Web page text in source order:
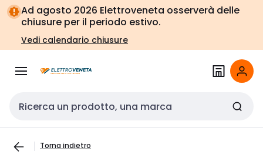
Vai alla
navigazione
Vai
alla
pagina
Ad agosto 2026 Elettroveneta osserverà delle
chiusure per il periodo estivo.
Vedi calendario chiusure
Cerca input
Torna indietro